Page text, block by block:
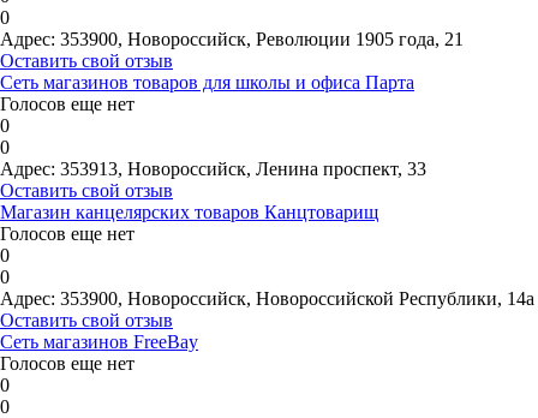
0
Адрес: 353900, Новороссийск, Революции 1905 года, 21
Оставить свой отзыв
Сеть магазинов товаров для школы и офиса Парта
Голосов еще нет
0
0
Адрес: 353913, Новороссийск, Ленина проспект, 33
Оставить свой отзыв
Магазин канцелярских товаров Канцтоварищ
Голосов еще нет
0
0
Адрес: 353900, Новороссийск, Новороссийской Республики, 14а
Оставить свой отзыв
Сеть магазинов FreeBay
Голосов еще нет
0
0